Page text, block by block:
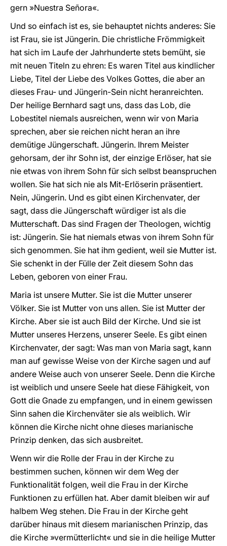
gern »Nuestra Señora«.
Und so einfach ist es, sie behauptet nichts anderes: Sie
ist Frau, sie ist Jüngerin. Die christliche Frömmigkeit
hat sich im Laufe der Jahrhunderte stets bemüht, sie
mit neuen Titeln zu ehren: Es waren Titel aus kindlicher
Liebe, Titel der Liebe des Volkes Gottes, die aber an
dieses Frau- und Jüngerin-Sein nicht heranreichten.
Der heilige Bernhard sagt uns, dass das Lob, die
Lobestitel niemals ausreichen, wenn wir von Maria
sprechen, aber sie reichen nicht heran an ihre
demütige Jüngerschaft. Jüngerin. Ihrem Meister
gehorsam, der ihr Sohn ist, der einzige Erlöser, hat sie
nie etwas von ihrem Sohn für sich selbst beanspruchen
wollen. Sie hat sich nie als Mit-Erlöserin präsentiert.
Nein, Jüngerin. Und es gibt einen Kirchenvater, der
sagt, dass die Jüngerschaft würdiger ist als die
Mutterschaft. Das sind Fragen der Theologen, wichtig
ist: Jüngerin. Sie hat niemals etwas von ihrem Sohn für
sich genommen. Sie hat ihm gedient, weil sie Mutter ist.
Sie schenkt in der Fülle der Zeit diesem Sohn das
Leben, geboren von einer Frau.
Maria ist unsere Mutter. Sie ist die Mutter unserer
Völker. Sie ist Mutter von uns allen. Sie ist Mutter der
Kirche. Aber sie ist auch Bild der Kirche. Und sie ist
Mutter unseres Herzens, unserer Seele. Es gibt einen
Kirchenvater, der sagt: Was man von Maria sagt, kann
man auf gewisse Weise von der Kirche sagen und auf
andere Weise auch von unserer Seele. Denn die Kirche
ist weiblich und unsere Seele hat diese Fähigkeit, von
Gott die Gnade zu empfangen, und in einem gewissen
Sinn sahen die Kirchenväter sie als weiblich. Wir
können die Kirche nicht ohne dieses marianische
Prinzip denken, das sich ausbreitet.
Wenn wir die Rolle der Frau in der Kirche zu
bestimmen suchen, können wir dem Weg der
Funktionalität folgen, weil die Frau in der Kirche
Funktionen zu erfüllen hat. Aber damit bleiben wir auf
halbem Weg stehen. Die Frau in der Kirche geht
darüber hinaus mit diesem marianischen Prinzip, das
die Kirche »vermütterlicht« und sie in die heilige Mutter